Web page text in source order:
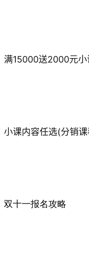
满15000送2000元小
小课内容任选(分销
双十一报名攻略